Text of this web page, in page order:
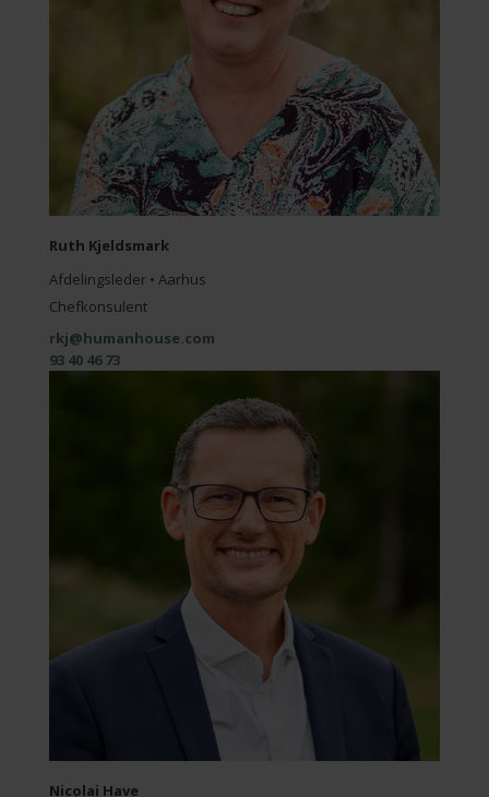
Nicolai Have
Ruth Kjeldsmark
Afdelingsleder • Aarhus
Chefkonsulent
rkj@humanhouse.com
93 40 46 73